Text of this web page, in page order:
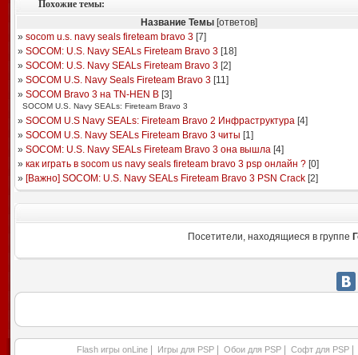
Похожие темы:
Название Темы[ответов]
» socom u.s. navy seals fireteam bravo 3[7]
» SOCOM: U.S. Navy SEALs Fireteam Bravo 3[18]
» SOCOM: U.S. Navy SEALs Fireteam Bravo 3[2]
» SOCOM U.S. Navy Seals Fireteam Bravo 3[11]
» SOCOM Bravo 3 на TN-HEN B[3]
SOCOM U.S. Navy SEALs: Fireteam Bravo 3
» SOCOM U.S Navy SEALs: Fireteam Bravo 2 Инфраструктура[4]
» SOCOM U.S. Navy SEALs Fireteam Bravo 3 читы [1]
» SOCOM: U.S. Navy SEALs Fireteam Bravo 3 она вышла[4]
» как играть в socom us navy seals fireteam bravo 3 psp онлайн ?[0]
» [Важно] SOCOM: U.S. Navy SEALs Fireteam Bravo 3 PSN Crack[2]
Посетители, находящиеся в группе
Flash игры onLine Игры для PSP Обои для PSP Софт для PSP